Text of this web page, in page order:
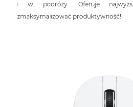
i w podróży. Oferuje
zmaksymalizować produktywność!